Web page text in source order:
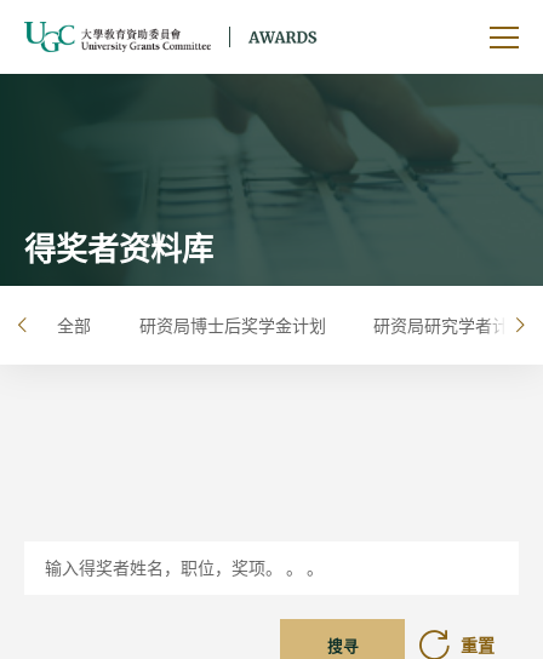
开
得奖者资料库
左 全部 研资局博士后奖学金计划 研资局研究学者计划
搜寻 重置